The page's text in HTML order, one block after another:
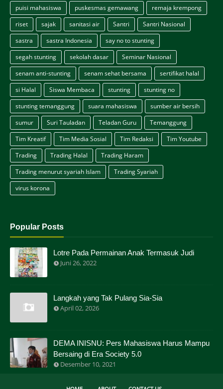
puisi mahasiswa
puskesmas gemawang
remaja krempong
riset
sajak sanitasi air Santri
Santri Nasional
sastra
sastra Indonesia
say no to stunting
segah stunting
sekolah dasar
Seminar Nasional
senam anti-stunting
senam sehat bersama
sertifikat halal
si Halal
Siswa Membaca stunting
stunting no
stunting temanggung
suara mahasiswa
sumber air bersih
sumur
Suri Tauladan Teladan Guru
Temanggung
Tim Kreatif
Tim Media Sosial Tim Redaksi
Tim Youtube
Trading
Trading Halal
Trading Haram
Trading menurut syariah Islam
Trading Syariah
virus korona
Popular Posts
Lotre Pada Permainan Anak Termasuk Judi
Juni 26, 2022
Langkah yang Tak Pulang Sia-Sia
April 02, 2026
DEMA INISNU: Pers Mahasiswa Harus Mampu
Bersaing di Era Society 5.0
Desember 10, 2021